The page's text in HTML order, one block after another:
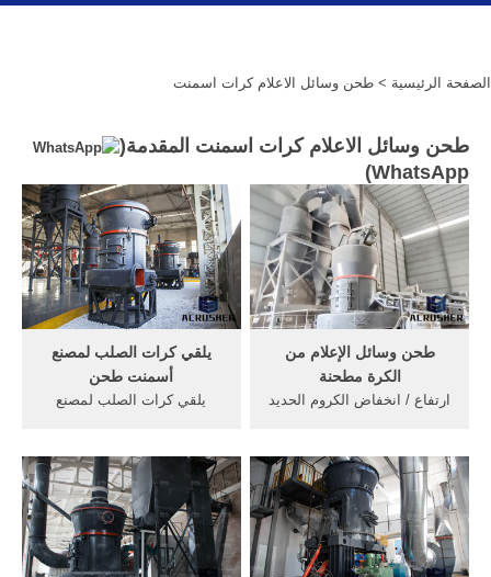
الصفحة الرئيسية > طحن وسائل الاعلام كرات اسمنت
طحن وسائل الاعلام كرات اسمنت المقدمة(
WhatsApp
)
يلقي كرات الصلب لمصنع
أسمنت طحن
يلقي كرات الصلب لمصنع
الكرة لإزالة الألغام، مصنع ...
طحن وسائل الإعلام من
الكرة مطحنة
ارتفاع / انخفاض الكروم الحديد
الكرة ...